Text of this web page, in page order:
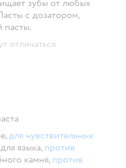
зубы от любых
с дозатором,
отличаться
для чувствительных
для языка, против
камня, против